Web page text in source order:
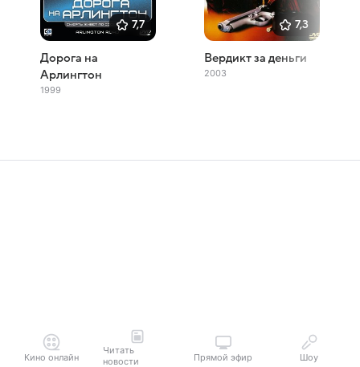
7,7
Дорога на
Арлингтон
1999
7,3
Вердикт за деньги
2003
Кино онлайн
Читать
новости
Прямой эфир Шоу